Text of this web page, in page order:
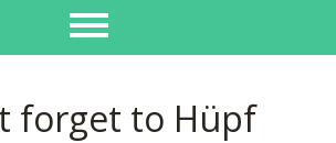
forget to Hüpf